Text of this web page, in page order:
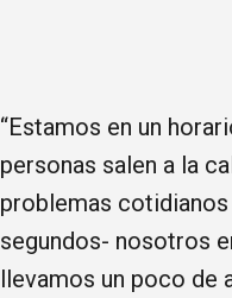
“Estamos en un
personas salen a la
problemas cotidianos
segundos- nosotros
llevamos un poco de